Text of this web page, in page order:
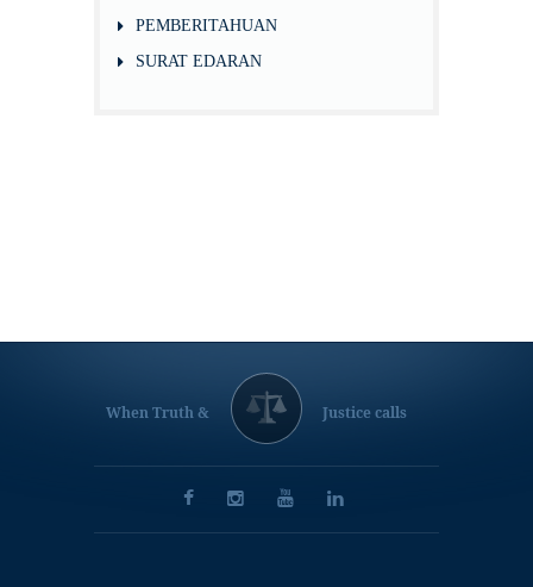
PEMBERITAHUAN
SURAT EDARAN
When Truth & Justice calls